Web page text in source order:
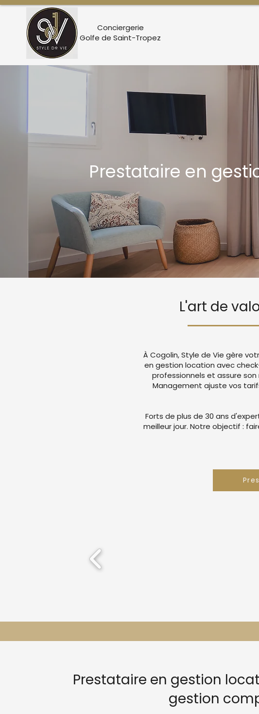
Conciergerie
Golfe de Saint-Tropez
Prestataire en
L'art de
À Cogolin, Style de Vie gère
en gestion location avec
professionnels et assure
Management ajuste vos
Forts de plus de 30 ans
meilleur jour. Notre objectif :
Prestataire en gestion
gestion